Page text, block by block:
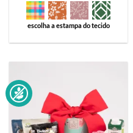
escolha a estampa do tecido